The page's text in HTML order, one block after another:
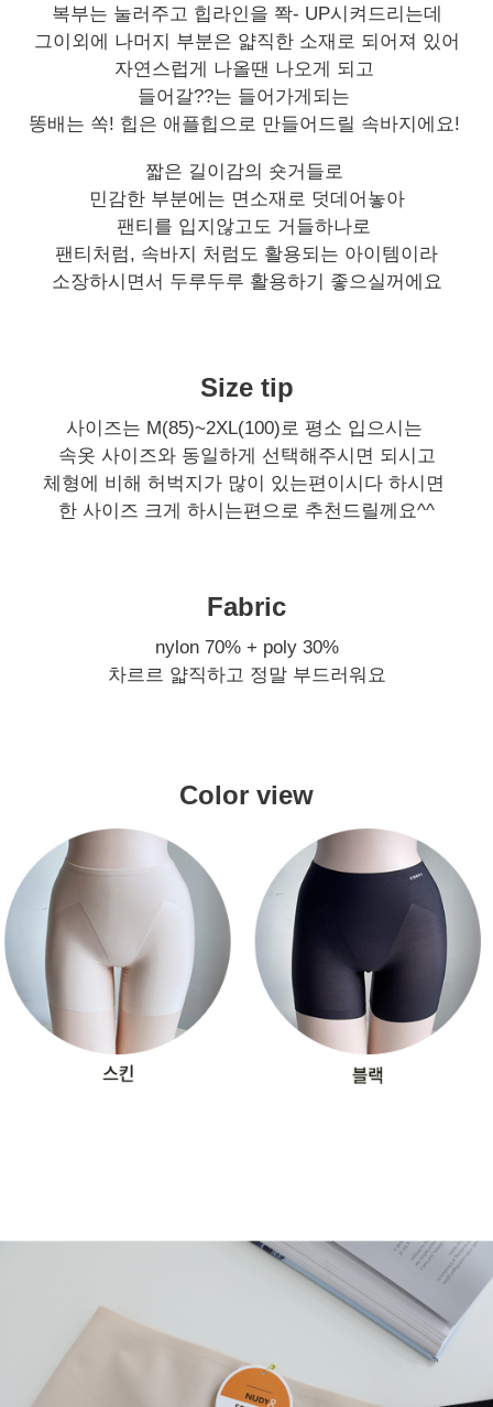
복부는 눌러주고 힙라인을 쫙- UP시켜드리는데
그이외에 나머지 부분은 얇직한 소재로 되어져 있어
자연스럽게 나올땐 나오게 되고
들어갈??는 들어가게되는
똥배는 쏙! 힙은 애플힙으로 만들어드릴 속바지에요!
짧은 길이감의 숏거들로
민감한 부분에는 면소재로 덧데어놓아
팬티를 입지않고도 거들하나로
팬티처럼, 속바지 처럼도 활용되는 아이템이라
소장하시면서 두루두루 활용하기 좋으실꺼에요
Size tip
사이즈는 M(85)~2XL(100)로 평소 입으시는
속옷 사이즈와 동일하게 선택해주시면 되시고
체형에 비해 허벅지가 많이 있는편이시다 하시면
한 사이즈 크게 하시는편으로 추천드릴께요^^
Fabric
nylon 70% + poly 30%
차르르 얇직하고 정말 부드러워요
Color view